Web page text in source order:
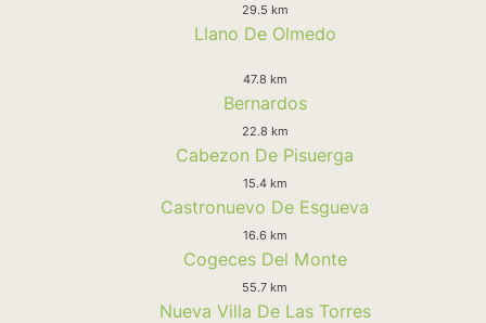
29.5 km
Llano De Olmedo
47.8 km
Bernardos
22.8 km
Cabezon De Pisuerga
15.4 km
Castronuevo De Esgueva
16.6 km
Cogeces Del Monte
55.7 km
Nueva Villa De Las Torres